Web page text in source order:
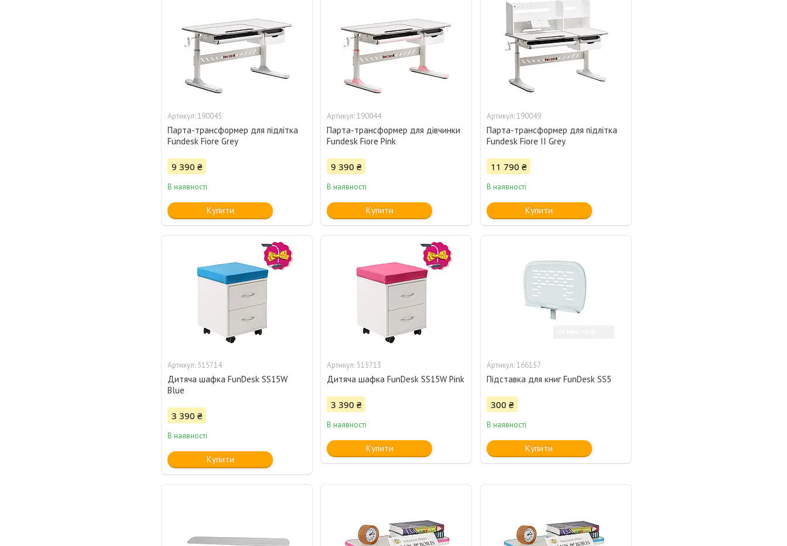
190045
Парта-трансформер для підлітка
Fundesk Fiore Grey
9 390 ₴
В наявності
Купити
190044
Парта-трансформер для дівчинки
Fundesk Fiore Pink
9 390 ₴
В наявності
Купити
190049
Парта-трансформер для підлітка
Fundesk Fiore II Grey
11 790 ₴
В наявності
Купити
515714
Дитяча шафка FunDesk SS15W
Blue
3 390 ₴
В наявності
Купити
515713
Дитяча шафка FunDesk SS15W Pink
3 390 ₴
В наявності
Купити
166157
Підставка для книг FunDesk SS5
300 ₴
В наявності
Купити